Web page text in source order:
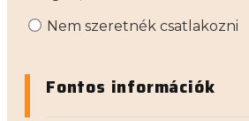
Nem szeretnék csatlakozni
Fontos információk